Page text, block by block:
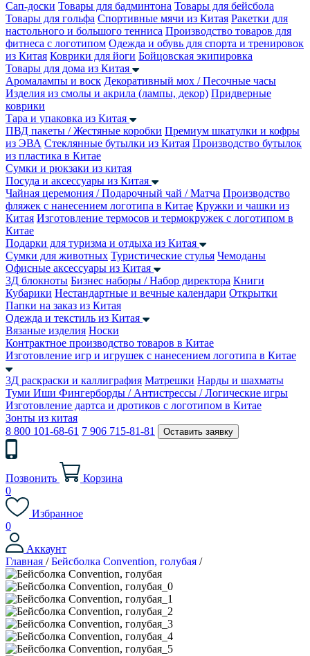
Сап-доски Товары для бадминтона Товары для бейсбола
Товары для гольфа Спортивные мячи из Китая Ракетки для
настольного и большого тенниса Производство товаров для
фитнеса с логотипом Одежда и обувь для спорта и тренировок
из Китая Коврики для йоги Бойцовская экипировка
Товары для дома из Китая
Аромалампы и воск Декоративный мох / Песочные часы
Изделия из смолы и акрила (лампы, декор) Придверные
коврики
Тара и упаковка из Китая
ПВД пакеты / Жестяные коробки Премиум шкатулки и кофры
из ЭВА Стеклянные бутылки из Китая Производство бутылок
из пластика в Китае
Сумки и рюкзаки из китая
Посуда и аксессуары из Китая
Чайная церемония / Подарочный чай / Матча Производство
фляжек с нанесением логотипа в Китае Кружки и чашки из
Китая Изготовление термосов и термокружек с логотипом в
Китае
Подарки для туризма и отдыха из Китая
Сумки для животных Туристические стулья Чемоданы
Офисные аксессуары из Китая
3Д блокноты Бизнес наборы / Набор директора Книги
Кубарики Нестандартные и вечные календари Открытки
Папки на заказ из Китая
Одежда и текстиль из Китая
Вязаные изделия Носки
Контрактное производство товаров в Китае
Изготовление игр и игрушек с нанесением логотипа в Китае
3Д раскраски и каллиграфия Матрешки Нарды и шахматы
Туми Иши Фингерборды / Антистрессы / Логические игры
Изготовление дартса и дротиков с логотипом в Китае
Зонты из китая
8 800 101-68-61 7 906 715-81-81 Оставить заявку
Позвонить
Корзина
0
Избранное
0
Аккаунт
Главная / Бейсболка Convention, голубая /